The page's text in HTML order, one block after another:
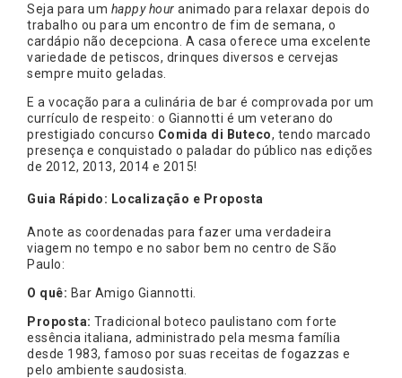
Seja para um happy hour animado para relaxar depois do
trabalho ou para um encontro de fim de semana, o
cardápio não decepciona. A casa oferece uma excelente
variedade de petiscos, drinques diversos e cervejas
sempre muito geladas.
E a vocação para a culinária de bar é comprovada por um
currículo de respeito: o Giannotti é um veterano do
prestigiado concurso Comida di Buteco, tendo marcado
presença e conquistado o paladar do público nas edições
de 2012, 2013, 2014 e 2015!
Guia Rápido: Localização e Proposta
Anote as coordenadas para fazer uma verdadeira
viagem no tempo e no sabor bem no centro de São
Paulo:
O quê: Bar Amigo Giannotti.
Proposta: Tradicional boteco paulistano com forte
essência italiana, administrado pela mesma família
desde 1983, famoso por suas receitas de fogazzas e
pelo ambiente saudosista.